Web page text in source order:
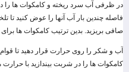
در ظرفی آب سرد ریخته و کامکوات ها را در
فاصله چندین بار آب آنها را عوض کنید
صافی بریزید. بدین ترتیب کامکوات ها
آب و شکر را روی حرارت قرار دهید تا
کامکوات ها را در شربت بیندازید با حرارت